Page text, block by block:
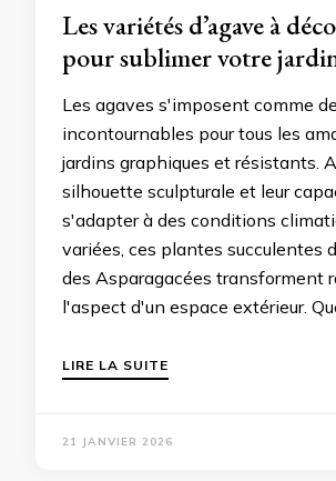
Les variétés d’agave à
pour sublimer votre
Les agaves s'imposent comme
incontournables pour tous les
jardins graphiques et résistants.
silhouette sculpturale et leur
s'adapter à des conditions
variées, ces plantes succulentes
des Asparagacées transforment
l'aspect d'un espace extérieur.
LIRE LA SUITE
21 JANVIER 2026